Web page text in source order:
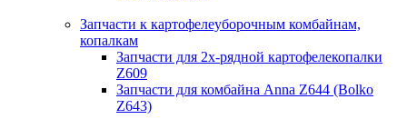
Запчасти к картофелеуборочным комбайнам,
копалкам
Запчасти для 2х-рядной картофелекопалки
Z609
Запчасти для комбайна Anna Z644 (Bolko
Z643)